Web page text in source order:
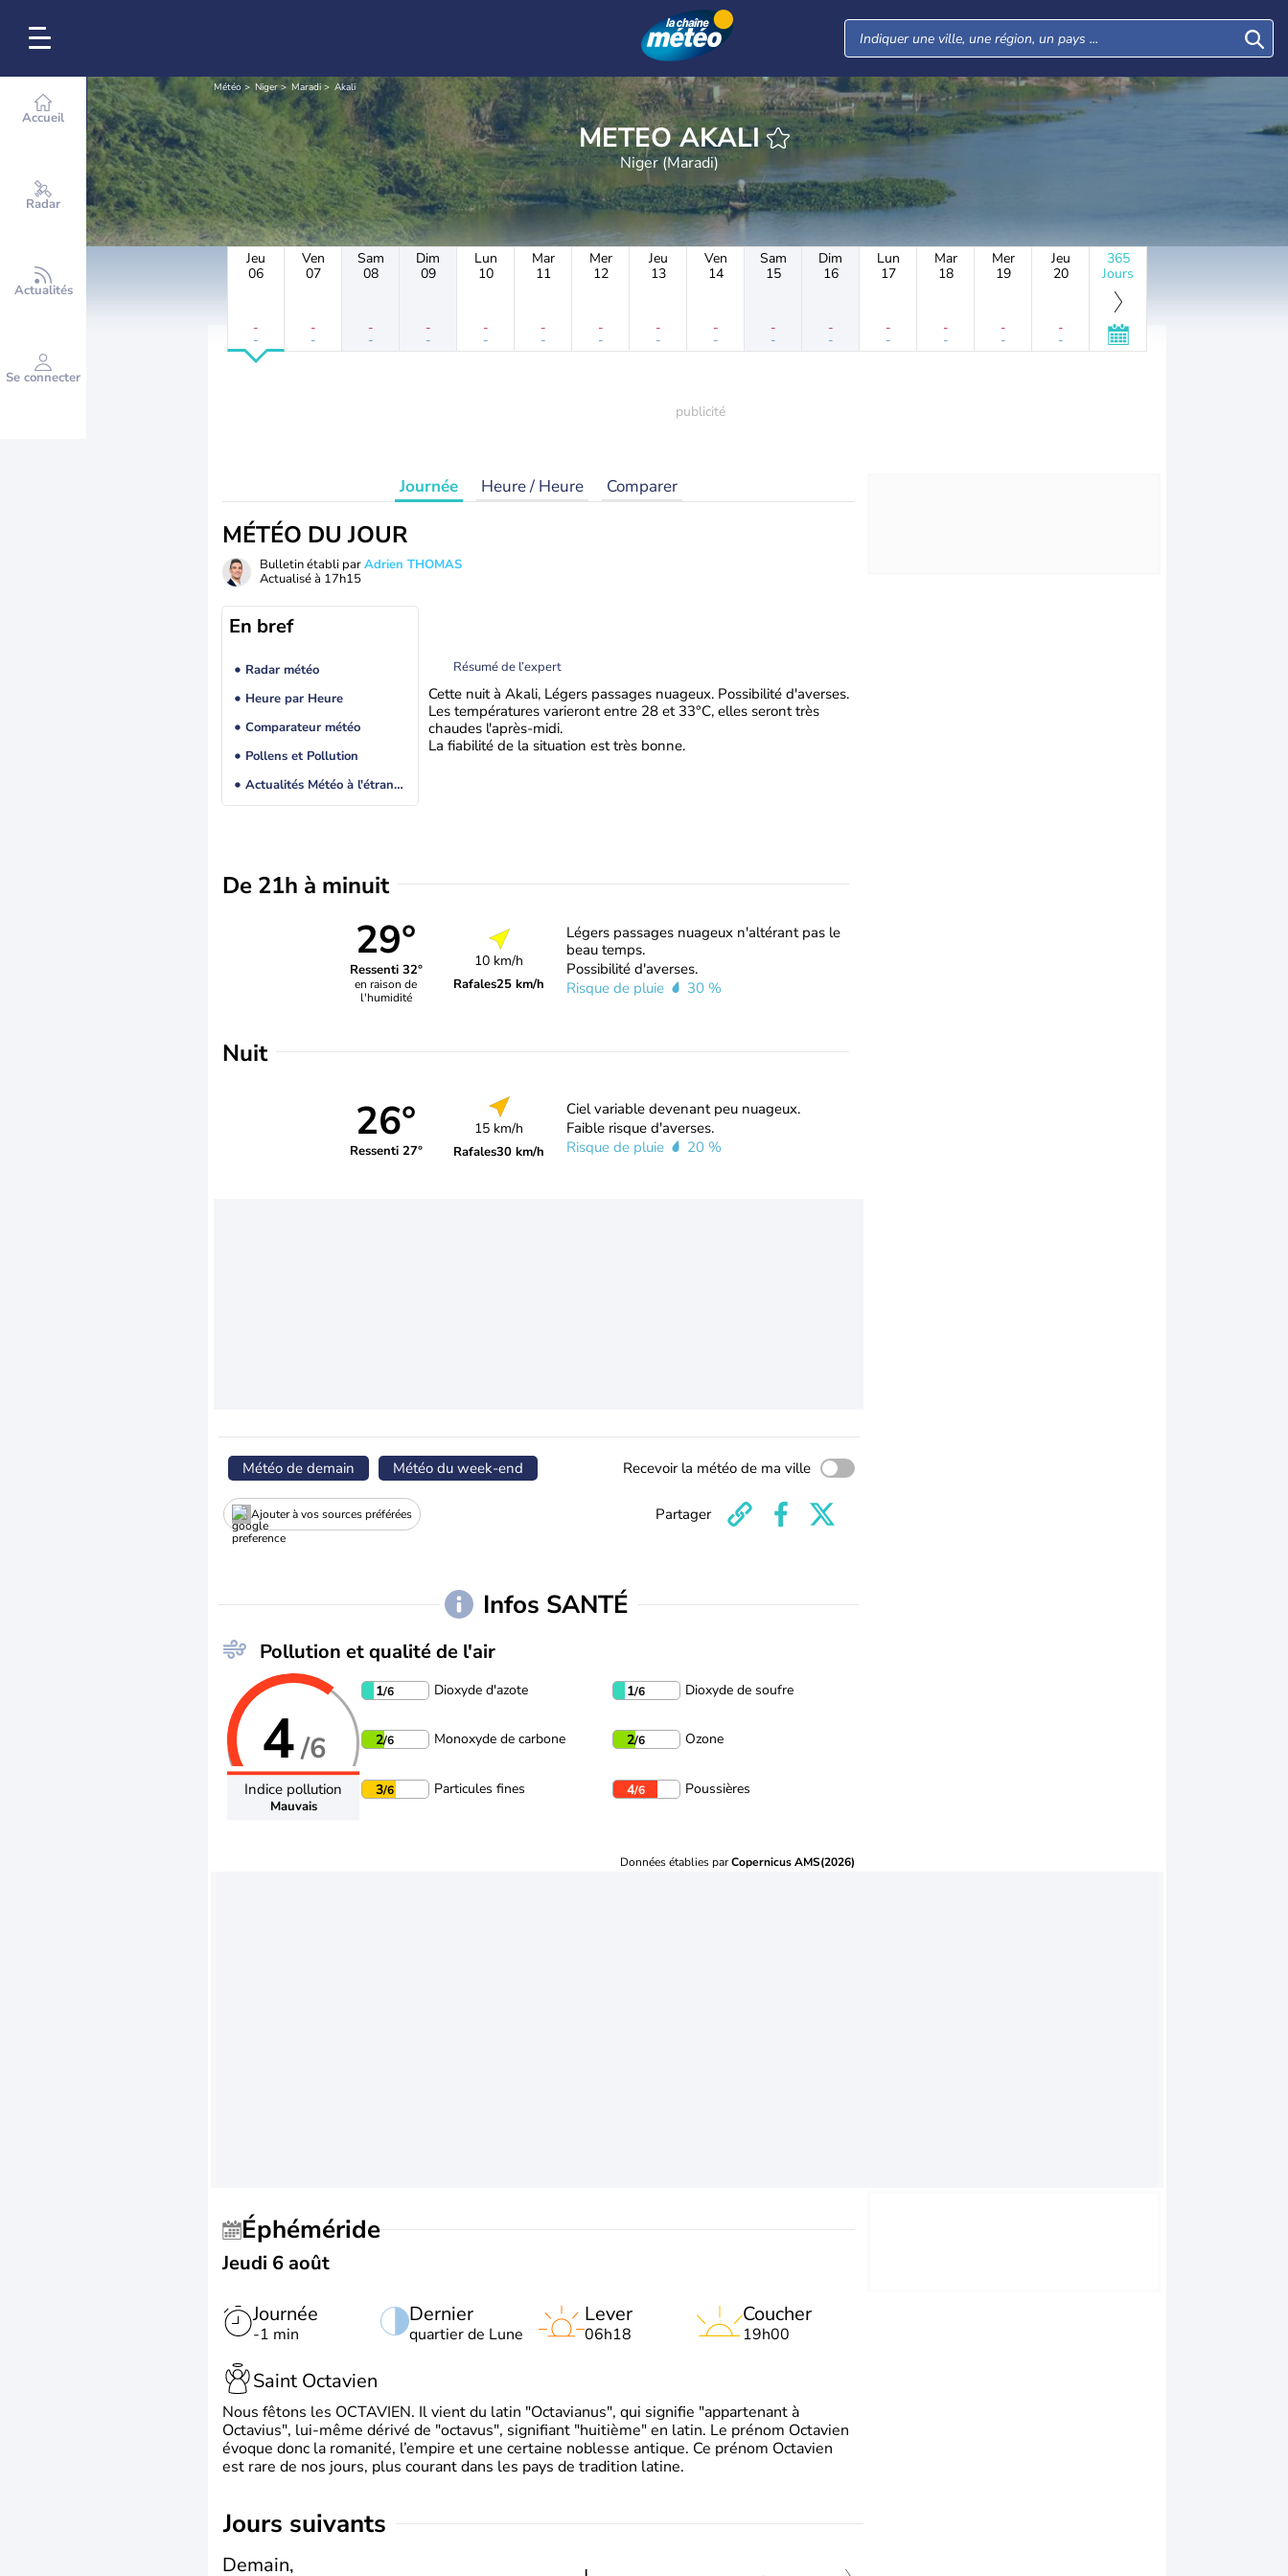
Accueil
Radar
Actualités
Se connecter
Météo Niger Maradi Akali
METEO AKALI
Niger (Maradi)
Jeu
06
-
-
Ven
07
-
-
Sam
08
-
-
Dim
09
-
-
Lun
10
-
-
Mar
11
-
-
Mer
12
-
-
Jeu
13
-
-
Ven
14
-
-
Sam
15
-
-
Dim
16
-
-
Lun
17
-
-
Mar
18
-
-
Mer
19
-
-
Jeu
20
-
-
365
Jours
Journée Heure / Heure Comparer
MÉTÉO DU JOUR
Bulletin établi parAdrien THOMAS
Actualisé à 17h15
En bref
Radar météo
Heure par Heure
Comparateur météo
Pollens et Pollution
Actualités Météo à l'étranger
Résumé de l’expert
Cette nuit à Akali, Légers passages nuageux. Possibilité d'averses.
Les températures varieront entre 28 et 33°C, elles seront très
chaudes l'après-midi.
La fiabilité de la situation est très bonne.
De 21h à minuit
29°
Ressenti 32°
en raison de
l'humidité
10 km/h
Rafales25 km/h
Légers passages nuageux n'altérant pas le
beau temps.
Possibilité d'averses.
Risque de pluie
30 %
Nuit
26°
Ressenti 27°
15 km/h
Rafales30 km/h
Ciel variable devenant peu nuageux.
Faible risque d'averses.
Risque de pluie
20 %
Météo de demain Météo du week-end Recevoir la météo de ma ville
Ajouter à vos sources préférées Partager
Infos SANTÉ
Pollution et qualité de l'air
4/6
Indice pollution
Mauvais
1/6 Dioxyde d'azote 1/6 Dioxyde de soufre
2/6 Monoxyde de carbone 2/6 Ozone
3/6 Particules fines 4/6 Poussières
Données établies parCopernicus AMS(2026)
Éphéméride
Jeudi 6 août
Journée
-1 min
Dernier
quartier de Lune
Lever
06h18
Coucher
19h00
Saint Octavien
Nous fêtons les OCTAVIEN. Il vient du latin "Octavianus", qui signifie "appartenant à
Octavius", lui-même dérivé de "octavus", signifiant "huitième" en latin. Le prénom Octavien
évoque donc la romanité, l’empire et une certaine noblesse antique. Ce prénom Octavien
est rare de nos jours, plus courant dans les pays de tradition latine.
jours suivants
Demain,